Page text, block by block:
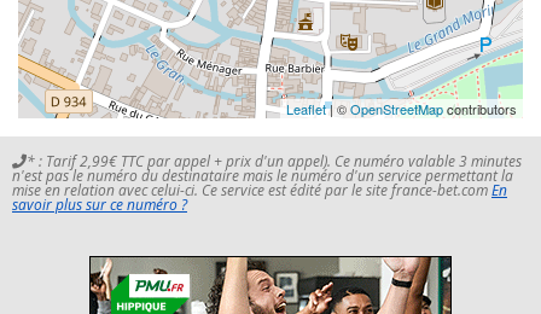
Leaflet| ©OpenStreetMapcontributors
* : Tarif 2,99€ TTC par appel + prix d'un appel). Ce numéro valable 3 minutes
n'est pas le numéro du destinataire mais le numéro d'un service permettant la
mise en relation avec celui-ci. Ce service est édité par le site france-bet.comEn
savoir plus sur ce numéro ?